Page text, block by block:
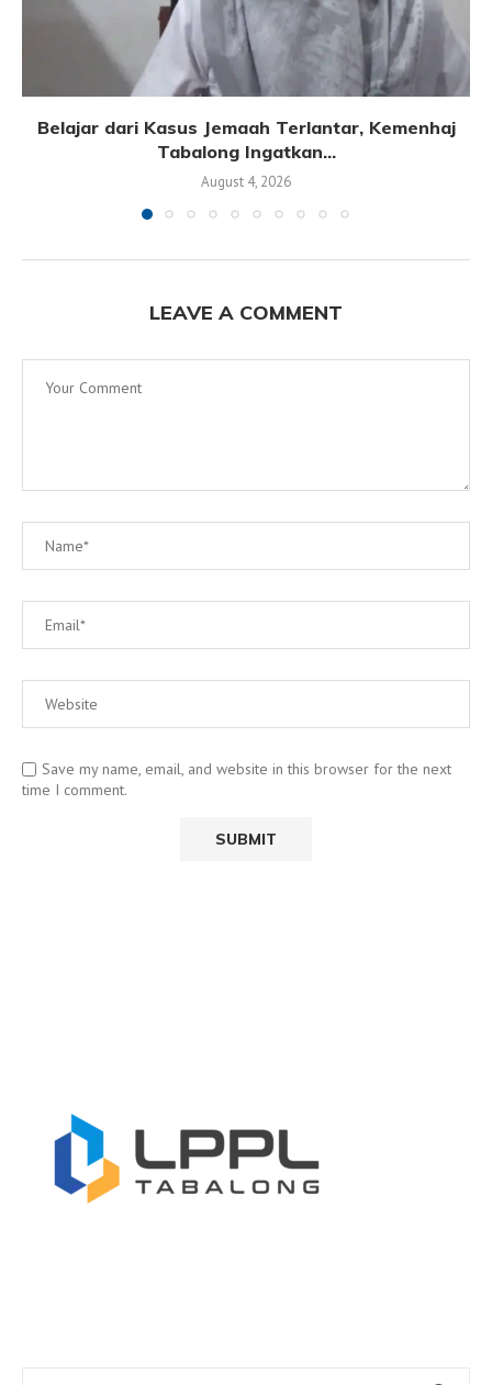
Belajar dari Kasus Jemaah Terlantar, Kemenhaj
Tabalong Ingatkan...
August 4, 2026
LEAVE A COMMENT
Save my name, email, and website in this browser for the next
time I comment.